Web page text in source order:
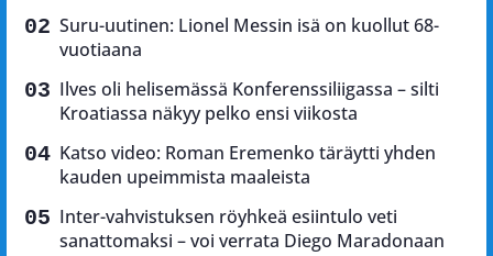
Suru-uutinen: Lionel Messin isä on kuollut 68-
vuotiaana
Ilves oli helisemässä Konferenssiliigassa – silti
Kroatiassa näkyy pelko ensi viikosta
Katso video: Roman Eremenko täräytti yhden
kauden upeimmista maaleista
Inter-vahvistuksen röyhkeä esiintulo veti
sanattomaksi – voi verrata Diego Maradonaan